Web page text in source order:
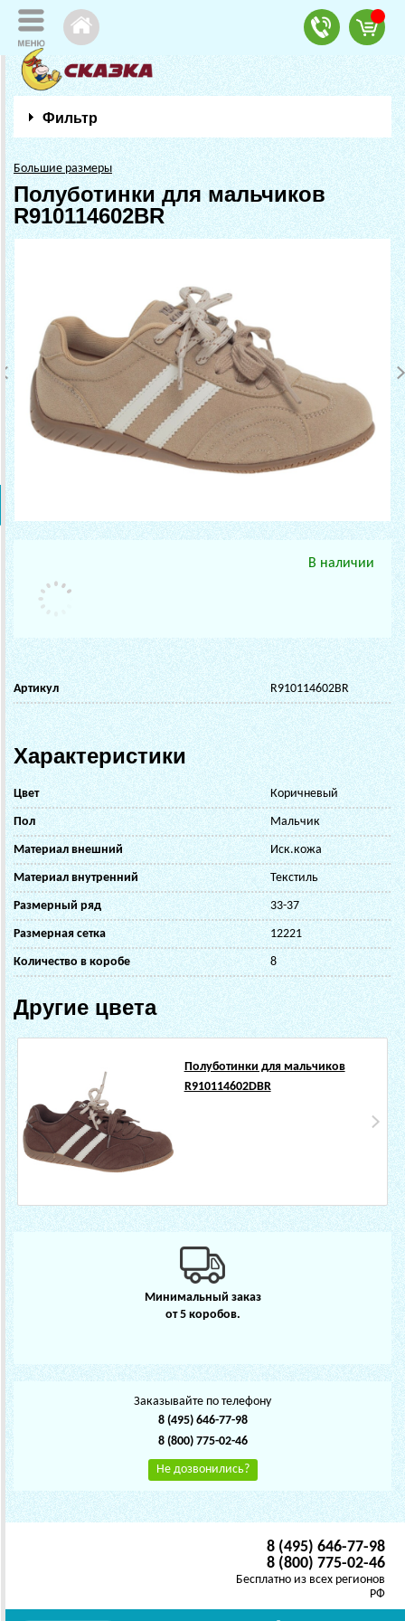
Фильтр
Большие размеры
Полуботинки для мальчиков
R910114602BR
В наличии
Артикул R910114602BR
Характеристики
Цвет Коричневый
Пол Мальчик
Материал внешний Иск.кожа
Материал внутренний Текстиль
Размерный ряд 33-37
Размерная сетка 12221
Количество в коробе 8
Другие цвета
Полуботинки для мальчиков
R910114602DBR
Минимальный заказ
от 5 коробов.
Заказывайте по телефону
8 (495) 646-77-98
8 (800) 775-02-46
Не дозвонились?
8 (495) 646-77-98
8 (800) 775-02-46
Бесплатно из всех регионов
РФ